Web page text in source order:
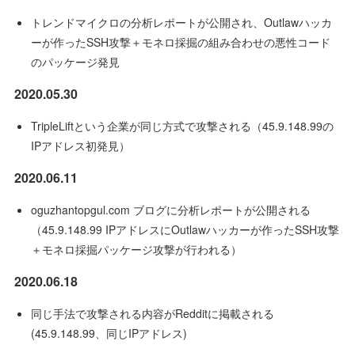
トレンドマイクロの分析レポートが公開され、Outlawハッカ
ーが作ったSSH攻撃＋モネロ採掘の組み合わせの悪性コード
のパッケージ発見
2020.05.30
TripleLiftという企業が同じ方式で攻撃される（45.9.148.99の
IPアドレス初発見）
2020.06.11
oguzhantopgul.com ブログに分析レポートが公開される
（45.9.148.99 IPアドレスにOutlawハッカーが作ったSSH攻撃
＋モネロ採掘パッケージ攻撃が行われる）
2020.06.18
同じ手法で攻撃される内容がRedditに掲載される
(45.9.148.99、同じIPアドレス)